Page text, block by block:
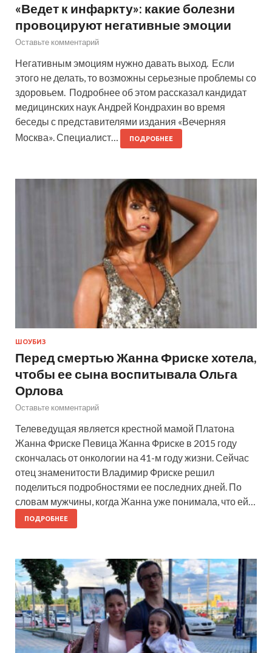
«Ведет к инфаркту»: какие болезни
провоцируют негативные эмоции
Оставьте комментарий
Негативным эмоциям нужно давать выход. Если
этого не делать, то возможны серьезные проблемы со
здоровьем. Подробнее об этом рассказал кандидат
медицинских наук Андрей Кондрахин во время
беседы с представителями издания «Вечерняя
Москва». Специалист…
ПОДРОБНЕЕ
ШОУБИЗ
Перед смертью Жанна Фриске хотела,
чтобы ее сына воспитывала Ольга
Орлова
Оставьте комментарий
Телеведущая является крестной мамой Платона
Жанна Фриске Певица Жанна Фриске в 2015 году
скончалась от онкологии на 41-м году жизни. Сейчас
отец знаменитости Владимир Фриске решил
поделиться подробностями ее последних дней. По
словам мужчины, когда Жанна уже понимала, что ей…
ПОДРОБНЕЕ